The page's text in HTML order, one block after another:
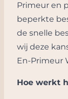
Primeur en
beperkte
de snelle
wij deze
En-Primeur
Hoe werkt